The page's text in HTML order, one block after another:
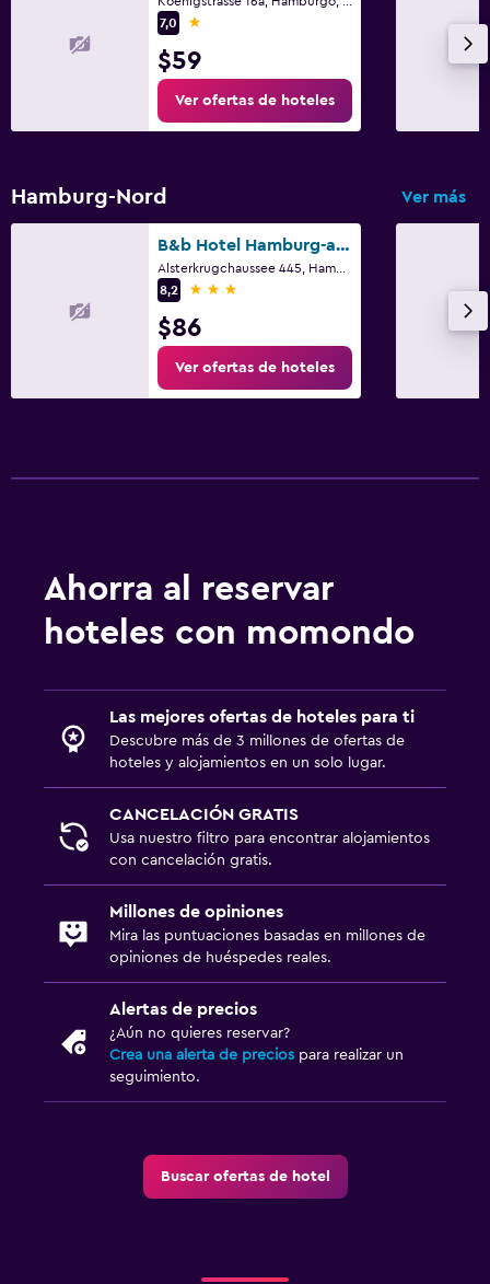
7,0
1 estrella
$59
Ver ofertas de hoteles
Hamburg-Nord Ver más
B&b Hotel Hamburg-airport
8,2
3 estrellas
$86
Ver ofertas de hoteles
Ahorra al reservar
hoteles con momondo
Las mejores ofertas de hoteles para ti
Descubre más de 3 millones de ofertas de
hoteles y alojamientos en un solo lugar.
CANCELACIÓN GRATIS
Usa nuestro filtro para encontrar alojamientos
con cancelación gratis.
Millones de opiniones
Mira las puntuaciones basadas en millones de
opiniones de huéspedes reales.
Alertas de precios
¿Aún no quieres reservar?
Crea una alerta de precios para realizar un
seguimiento.
Buscar ofertas de hotel